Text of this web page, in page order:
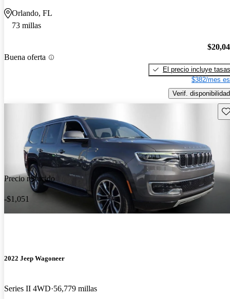
Orlando, FL
73 millas
Buena oferta
El precio incluye tasas
$382/mes
Verif. disponibilidad
Precio reducido
-$1,051
2022 Jeep Wagoneer
Series II 4WD 56,779 millas